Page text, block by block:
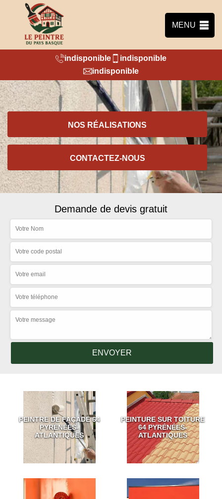
MENU
indisponible
indisponible
indisponible
NOS RÉALISATIONS
CONTACTEZ-NOUS
Demande de devis gratuit
PEINTRE DE FAÇADE 64
PYRÉNÉES-
ATLANTIQUES
PEINTURE SUR TOITURE
64 PYRÉNÉES-
ATLANTIQUES